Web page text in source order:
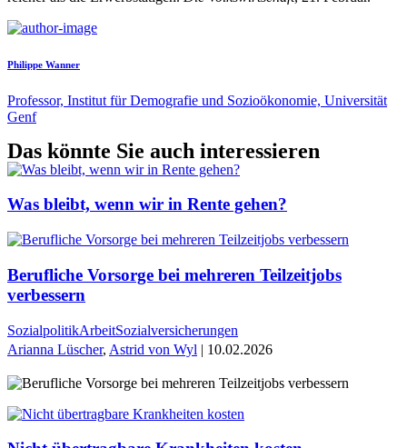
Philippe Wanner
Professor, Institut für Demografie und Sozioökonomie, Universität
Genf
Das könnte Sie auch interessieren
Was bleibt, wenn wir in Rente gehen?
Berufliche Vorsorge bei mehreren Teilzeitjobs
verbessern
SozialpolitikArbeitSozialversicherungen
Arianna Lüscher, Astrid von Wyl | 10.02.2026